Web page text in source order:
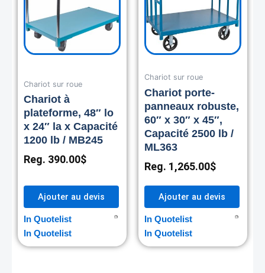
Chariot sur roue
Chariot à
plateforme, 48″ lo
x 24″ la x Capacité
1200 lb / MB245
Reg. 390.00$
Ajouter au devis
In Quotelist
In Quotelist
Chariot sur roue
Chariot porte-
panneaux robuste,
60″ x 30″ x 45″,
Capacité 2500 lb /
ML363
Reg. 1,265.00$
Ajouter au devis
In Quotelist
In Quotelist